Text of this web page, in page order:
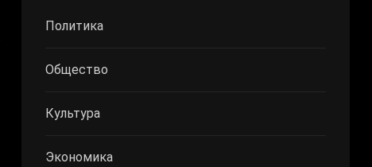
Политика
Общество
Культура
Экономика